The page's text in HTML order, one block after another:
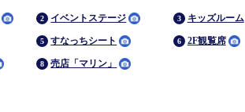
イベントステージ キッズルーム
すなっちシート 2F観覧席
売店「マリン」